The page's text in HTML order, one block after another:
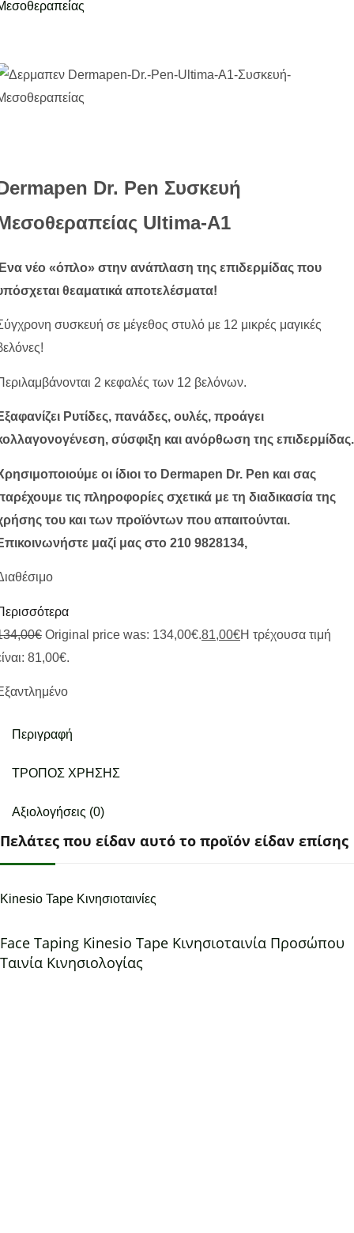
Dr. Pen Συσκευή
Ultima-A1
νέο «όπλο» στην ανάπλαση της επιδερμίδας που
θεαματικά αποτελέσματα!
συσκευή σε μέγεθος στυλό με 12 μικρές μαγικές
2 κεφαλές των 12 βελόνων.
Ρυτίδες, πανάδες, ουλές, προάγει
σύσφιξη και ανόρθωση της επιδερμίδας.
οι ίδιοι το Dermapen Dr. Pen και σας
τις πληροφορίες σχετικά με τη διαδικασία της
του και των προϊόντων που απαιτούνται.
μαζί μας στο 210 9828134,
€ Original price was: 134,00€.81,00€Η τρέχουσα τιμή
81,00€.
Περιγραφή
ΤΡΟΠΟΣ ΧΡΗΣΗΣ
Αξιολογήσεις (0)
Πελάτες που είδαν αυτό το προϊόν είδαν επίσης
Kinesio Tape Κινησιοταινίες
Face Taping Kinesio Tape Κινησιοταινία Προσώπου
Ταινία Κινησιολογίας